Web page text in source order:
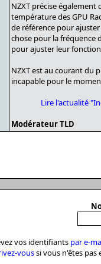
NZXT précise
température des GPU
de référence pour
chose pour la fréquence
pour ajuster leur
NZXT est au courant du
incapable pour le
Lire l'actualité
Modérateur TLD
vos identifiants par e-
voussi vous n'êtes pas